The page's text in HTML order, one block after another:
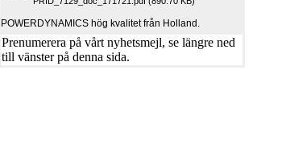
POWERDYNAMICS hög kvalitet från Holland.
Prenumerera på vårt nyhetsmejl, se längre ned
till vänster på denna sida.